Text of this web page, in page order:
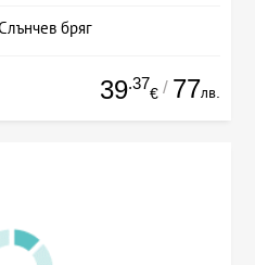
бряг
39.37
€ / 77лв.